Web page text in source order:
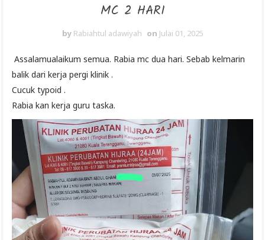
MC 2 HARI
by Rabiahtul adawiyah on Julai 01, 2025
Assalamualaikum semua. Rabia mc dua hari. Sebab kelmarin
balik dari kerja pergi klinik .
Cucuk typoid .
Rabia kan kerja guru taska.